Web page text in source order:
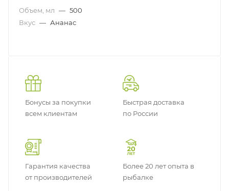
Объем, мл — 500
Вкус — Ананас
Бонусы за покупки
всем клиентам
Быстрая доставка
по России
Гарантия качества
от производителей
Более 20 лет опыта в
рыбалке